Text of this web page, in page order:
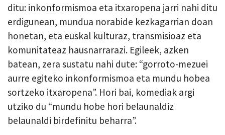
ditu: inkonformismoa eta itxaropena jarri nahi ditu
erdigunean, mundua norabide kezkagarrian doan
honetan, eta euskal kulturaz, transmisioaz eta
komunitateaz hausnarrarazi. Egileek, azken
batean, zera sustatu nahi dute: “gorroto-mezuei
aurre egiteko inkonformismoa eta mundu hobea
sortzeko itxaropena”. Hori bai, komediak argi
utziko du “mundu hobe hori belaunaldiz
belaunaldi birdefinitu beharra”.